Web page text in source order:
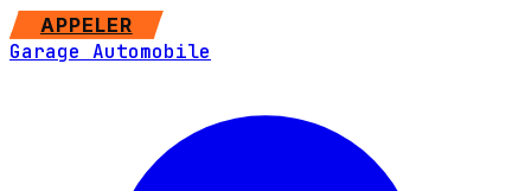
APPELER
Garage Automobile